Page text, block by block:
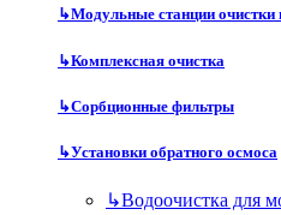
↳Модульные станции очистки
↳Комплексная очистка
↳Сорбционные фильтры
↳Установки обратного осмоса
↳Водоочистка для